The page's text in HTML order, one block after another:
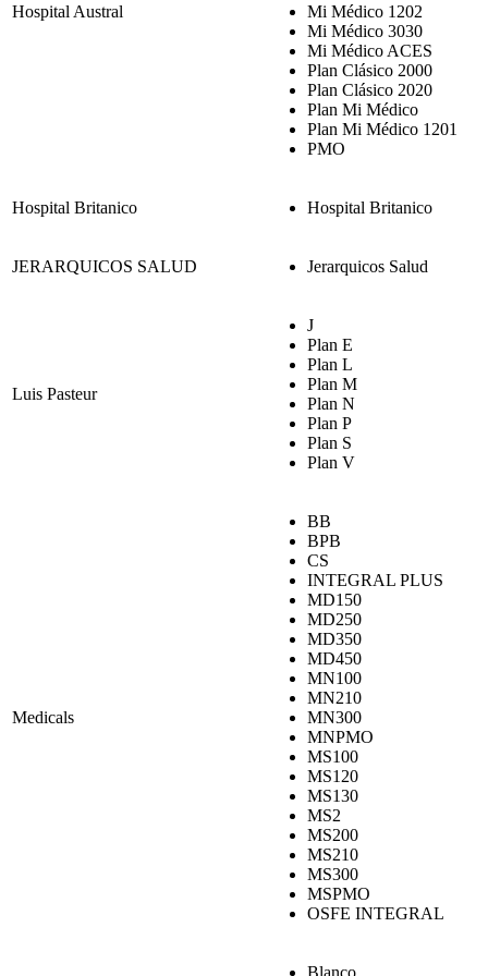
Hospital Austral
Mi Médico 1202
Mi Médico 3030
Mi Médico ACES
Plan Clásico 2000
Plan Clásico 2020
Plan Mi Médico
Plan Mi Médico 1201
PMO
Hospital Britanico Hospital Britanico
JERARQUICOS SALUD Jerarquicos Salud
Luis Pasteur
J
Plan E
Plan L
Plan M
Plan N
Plan P
Plan S
Plan V
Medicals
BB
BPB
CS
INTEGRAL PLUS
MD150
MD250
MD350
MD450
MN100
MN210
MN300
MNPMO
MS100
MS120
MS130
MS2
MS200
MS210
MS300
MSPMO
OSFE INTEGRAL